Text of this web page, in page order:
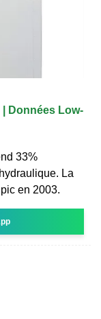
| Données Low-
33%
La
en 2003.